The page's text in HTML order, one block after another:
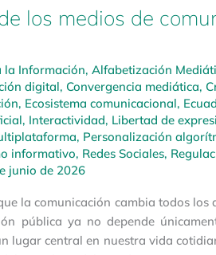
los medios de
la Información, Alfabetización
digital, Convergencia mediática,
, Ecosistema comunicacional,
, Interactividad, Libertad de
, Personalización
informativo, Redes Sociales,
junio de 2026
la comunicación cambia todos
pública ya no depende
lugar central en nuestra vida